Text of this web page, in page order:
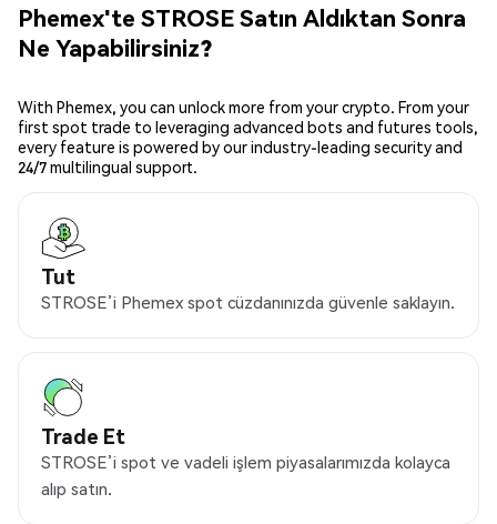
Phemex'te STROSE Satın Aldıktan Sonra
Ne Yapabilirsiniz?
With Phemex, you can unlock more from your crypto. From your
first spot trade to leveraging advanced bots and futures tools,
every feature is powered by our industry-leading security and
24/7 multilingual support.
Tut
STROSE’i Phemex spot cüzdanınızda güvenle saklayın.
Trade Et
STROSE’i spot ve vadeli işlem piyasalarımızda kolayca
alıp satın.